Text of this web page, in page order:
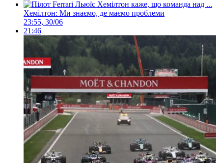
Хемілтон: Ми знаємо, де маємо проблеми
23:55, 30/06
21:46